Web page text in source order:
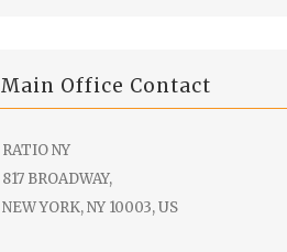
Main Office Contact
RATIO NY
817 BROADWAY,
NEW YORK, NY 10003, US